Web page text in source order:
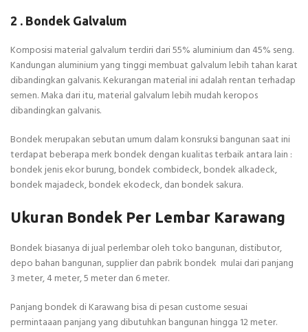
2 . Bondek Galvalum
Komposisi material galvalum terdiri dari 55% aluminium dan 45% seng.
Kandungan aluminium yang tinggi membuat galvalum lebih tahan karat
dibandingkan galvanis. Kekurangan material ini adalah rentan terhadap
semen. Maka dari itu, material galvalum lebih mudah keropos
dibandingkan galvanis.
Bondek merupakan sebutan umum dalam konsruksi bangunan saat ini
terdapat beberapa merk bondek dengan kualitas terbaik antara lain :
bondek jenis ekor burung, bondek combideck, bondek alkadeck,
bondek majadeck, bondek ekodeck, dan bondek sakura.
Ukuran Bondek Per Lembar Karawang
Bondek biasanya di jual perlembar oleh toko bangunan, distibutor,
depo bahan bangunan, supplier dan pabrik bondek mulai dari panjang
3 meter, 4 meter, 5 meter dan 6 meter.
Panjang bondek di Karawang bisa di pesan custome sesuai
permintaaan panjang yang dibutuhkan bangunan hingga 12 meter.